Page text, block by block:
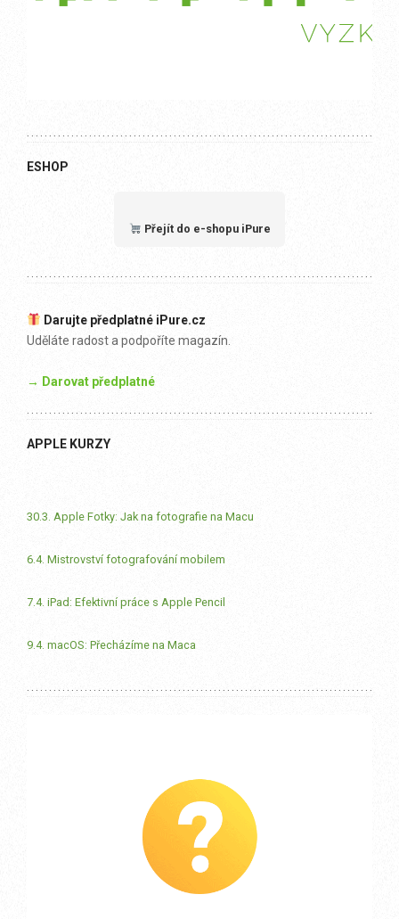
ESHOP
Přejít do e-shopu iPure
Darujte předplatné iPure.cz
Uděláte radost a podpoříte magazín.
→ Darovat předplatné
APPLE KURZY
30.3. Apple Fotky: Jak na fotografie na Macu
6.4. Mistrovství fotografování mobilem
7.4. iPad: Efektivní práce s Apple Pencil
9.4. macOS: Přecházíme na Maca